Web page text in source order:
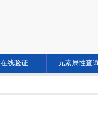
在线验证 元素属性查